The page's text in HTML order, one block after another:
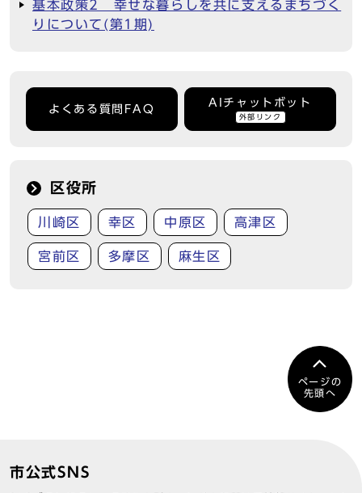
基本政策2 幸せな暮らしを共に支えるまちづく
りについて(第1期)
よくある質問FAQ
AIチャットボット
外部リンク
区役所
川崎区 幸区 中原区 高津区
宮前区 多摩区 麻生区
ページの
先頭へ
市公式SNS